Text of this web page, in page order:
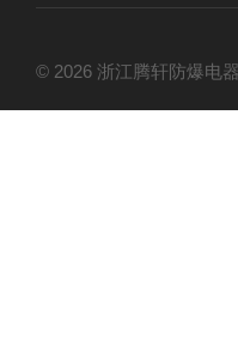
© 2026 浙江腾轩防爆电